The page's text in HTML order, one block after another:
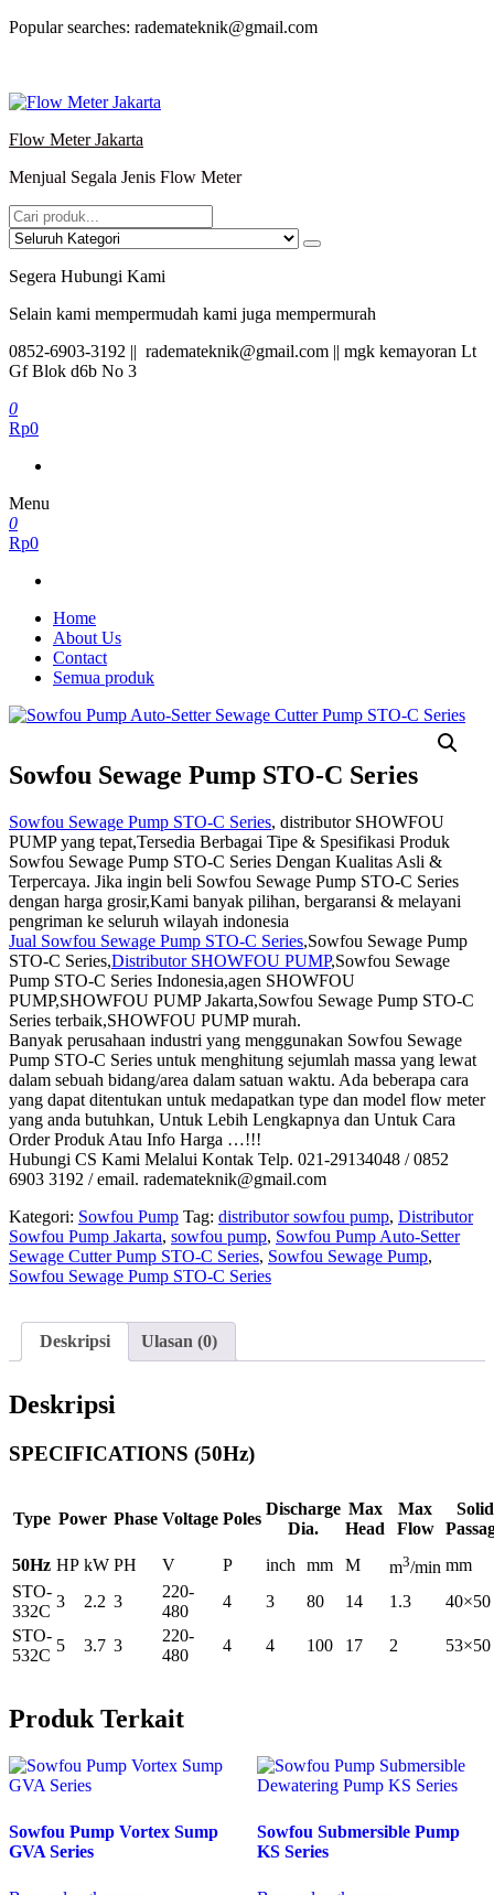
Lompat
Popular searches: rademateknik@gmail.com
Flow Meter Jakarta
Menjual Segala Jenis Flow Meter
Segera Hubungi Kami
Selain kami mempermudah kami juga mempermurah
0852-6903-3192 || rademateknik@gmail.com || mgk kemayoran Lt
Gf Blok d6b No 3
0
Rp0
Menu
0
Rp0
Home
About Us
Contact
Semua produk
Sowfou Sewage Pump STO-C Series
Sowfou Sewage Pump STO-C Series, distributor SHOWFOU
PUMP yang tepat,Tersedia Berbagai Tipe & Spesifikasi Produk
Sowfou Sewage Pump STO-C Series Dengan Kualitas Asli &
Terpercaya. Jika ingin beli Sowfou Sewage Pump STO-C Series
dengan harga grosir,Kami banyak pilihan, bergaransi & melayani
pengriman ke seluruh wilayah indonesia
Jual Sowfou Sewage Pump STO-C Series,Sowfou Sewage Pump
STO-C Series,Distributor SHOWFOU PUMP,Sowfou Sewage
Pump STO-C Series Indonesia,agen SHOWFOU
PUMP,SHOWFOU PUMP Jakarta,Sowfou Sewage Pump STO-C
Series terbaik,SHOWFOU PUMP murah.
Banyak perusahaan industri yang menggunakan Sowfou Sewage
Pump STO-C Series untuk menghitung sejumlah massa yang lewat
dalam sebuah bidang/area dalam satuan waktu. Ada beberapa cara
yang dapat ditentukan untuk medapatkan type dan model flow meter
yang anda butuhkan, Untuk Lebih Lengkapnya dan Untuk Cara
Order Produk Atau Info Harga …!!!
Hubungi CS Kami Melalui Kontak Telp. 021-29134048 / 0852
6903 3192 / email. rademateknik@gmail.com
Kategori: Sowfou Pump Tag: distributor sowfou pump, Distributor
Sowfou Pump Jakarta, sowfou pump, Sowfou Pump Auto-Setter
Sewage Cutter Pump STO-C Series, Sowfou Sewage Pump,
Sowfou Sewage Pump STO-C Series
Deskripsi Ulasan (0)
Deskripsi
SPECIFICATIONS (50Hz)
Type Power Phase Voltage Poles
Discharge
Dia.
Max
Head
Max
Flow
Solid
50Hz HP kW PH V P inch mm M m3/min mm
STO-
332C
3 2.2 3
220-
480
4 3 80 14 1.3
40×50
STO-
532C
5 3.7 3
220-
480
4 4 100 17 2 53×50
Produk Terkait
Sowfou Pump Vortex Sump
GVA Series
Sowfou Submersible Pump
KS Series